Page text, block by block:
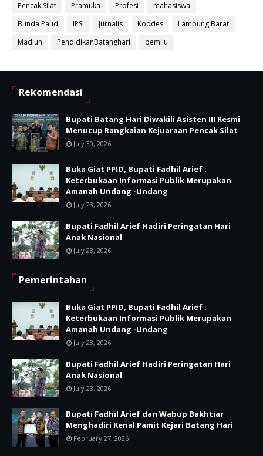
Pencak Silat
Pramuka Profesi
mahasiswa
Bunda Paud
IPSI Jurnalis Kopdes
Lampung Barat
Madiun
PendidikanBatanghari pemilu
Rekomendasi
Bupati Batang Hari Diwakili Asisten III Resmi
Menutup Rangkaian Kejuaraan Pencak Silat
July 30, 2026
Buka Giat PPID, Bupati Fadhil Arief :
Keterbukaan Informasi Publik Merupakan
Amanah Undang -Undang
July 23, 2026
Bupati Fadhil Arief Hadiri Peringatan Hari
Anak Nasional
July 23, 2026
Pemerintahan
Buka Giat PPID, Bupati Fadhil Arief :
Keterbukaan Informasi Publik Merupakan
Amanah Undang -Undang
July 23, 2026
Bupati Fadhil Arief Hadiri Peringatan Hari
Anak Nasional
July 23, 2026
Bupati Fadhil Arief dan Wabup Bakhtiar
Menghadiri Kenal Pamit Kejari Batang Hari
February 27, 2026